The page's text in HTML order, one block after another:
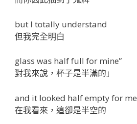
but I totally understand
但我完全明白
glass was half full for mine”
對我來說，杯子是半滿的」
and it looked half empty for me
在我看來，這卻是半空的